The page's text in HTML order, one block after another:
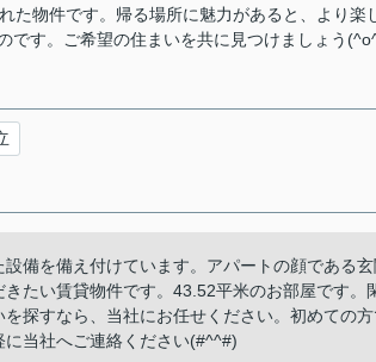
た物件です。帰る場所に魅力があると、より楽
です。ご希望の住まいを共に見つけましょう
備を備え付けています。アパートの顔である玄
たい賃貸物件です。43.52平米のお部屋です。
探すなら、当社にお任せください。初めての
当社へご連絡ください(#^^#)